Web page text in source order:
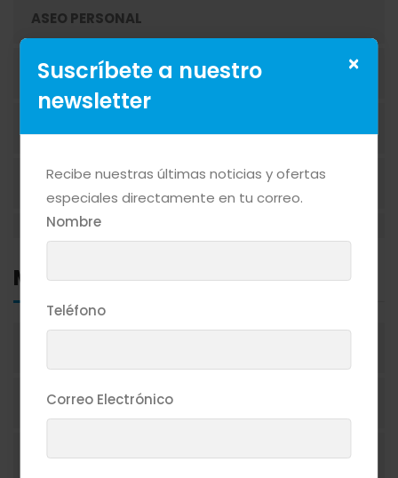
ASEO PERSONAL
AZÚCAR
BEBIDAS NO ALCOHÓLICAS
CAFÉ
CONFITERÍA
CONGELADOS
Marcas
1800
19 CRIMES
×
Suscríbete a nuestro
newsletter
Recibe nuestras últimas noticias y ofertas
especiales directamente en tu correo.
Nombre
Teléfono
Correo Electrónico